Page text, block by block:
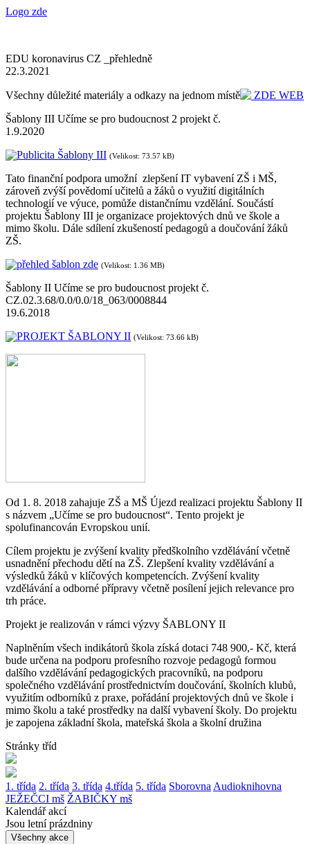
Logo zde
EDU koronavirus CZ _přehledně
22.3.2021
Všechny důležité materiály a odkazy na jednom místě
ZDE WEB
Šablony III Učíme se pro budoucnost 2 projekt č.
1.9.2020
Publicita Šablony III (Velikost: 73.57 kB)
Tato finanční podpora umožní zlepšení IT vybavení ZŠ i MŠ,
zároveň zvýší povědomí učitelů a žáků o využití digitálních
technologií ve výuce, pomůže distančnímu vzdělání. Součástí
projektu Šablony III je organizace projektových dnů ve škole a
mimo školu. Dále sdílení zkušeností pedagogů a doučování žáků
ZŠ.
přehled šablon zde (Velikost: 1.36 MB)
Šablony II Učíme se pro budoucnost projekt č.
CZ.02.3.68/0.0/0.0/18_063/0008844
19.6.2018
PROJEKT ŠABLONY II (Velikost: 73.66 kB)
Od 1. 8. 2018 zahajuje ZŠ a MŠ Újezd realizaci projektu Šablony II
s názvem „Učíme se pro budoucnost“. Tento projekt je
spolufinancován Evropskou unií.
Cílem projektu je zvýšení kvality předškolního vzdělávání včetně
usnadnění přechodu dětí na ZŠ. Zlepšení kvality vzdělávání a
výsledků žáků v klíčových kompetencích. Zvýšení kvality
vzdělávání a odborné přípravy včetně posílení jejich relevance pro
trh práce.
Projekt je realizován v rámci výzvy ŠABLONY II
Naplněním všech indikátorů škola získá dotaci 748 900,- Kč, která
bude určena na podporu profesního rozvoje pedagogů formou
dalšího vzdělávání pedagogických pracovníků, na podporu
společného vzdělávání prostřednictvím doučování, školních klubů,
využitím odborníků z praxe, pořádání projektových dnů ve škole i
mimo školu a také prostředky na další vybavení školy. Do projektu
je zapojena základní škola, mateřská škola a školní družina
Stránky tříd
1. třída 2. třída 3. třída 4.třída 5. třída Sborovna Audioknihovna
JEŽEČCI mš ŽABIČKY mš
Kalendář akcí
Jsou letní prázdniny
Všechny akce